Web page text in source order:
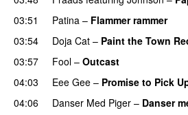
03:51 Patina – Flammer rammer
03:54 Doja Cat – Paint the Town
03:57
Fool – Outcast
04:03
Eee Gee – Promise to Pick
04:06
Danser Med Piger – Danser